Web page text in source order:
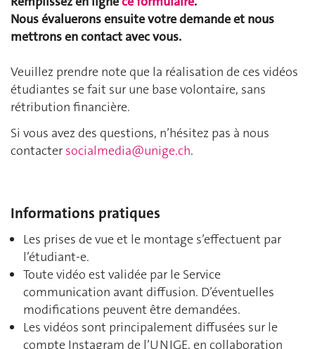
Nous évaluerons ensuite votre demande et nous
mettrons en contact avec vous.
Veuillez prendre note que la réalisation de ces vidéos
étudiantes se fait sur une base volontaire, sans
rétribution financière.
Si vous avez des questions, n’hésitez pas à nous
contacter socialmedia@unige.ch.
Informations pratiques
Les prises de vue et le montage s’effectuent par
l’étudiant-e.
Toute vidéo est validée par le Service
communication avant diffusion. D’éventuelles
modifications peuvent être demandées.
Les vidéos sont principalement diffusées sur le
compte Instagram de l’UNIGE, en collaboration